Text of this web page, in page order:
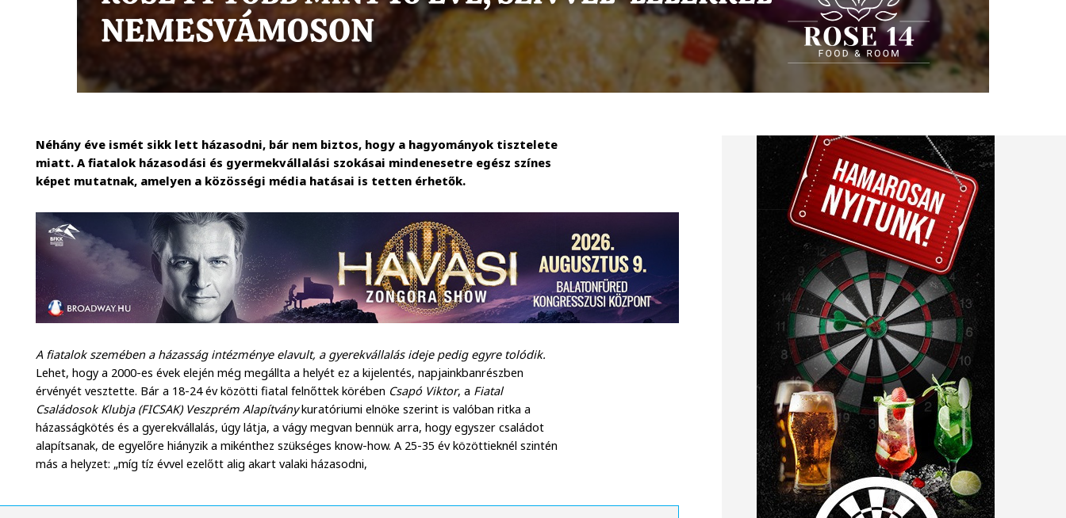
Néhány éve ismét sikk lett házasodni, bár nem biztos, hogy a hagyományok tisztelete
miatt. A fiatalok házasodási és gyermekvállalási szokásai mindenesetre egész színes
képet mutatnak, amelyen a közösségi média hatásai is tetten érhetők.
A fiatalok szemében a házasság intézménye elavult, a gyerekvállalás ideje pedig egyre tolódik.
Lehet, hogy a 2000-es évek elején még megállta a helyét ez a kijelentés, napjainkbanrészben
érvényét vesztette. Bár a 18-24 év közötti fiatal felnőttek körében Csapó Viktor, a Fiatal
Családosok Klubja (FICSAK) Veszprém Alapítványkuratóriumi elnöke szerint is valóban ritka a
házasságkötés és a gyerekvállalás, úgy látja, a vágy megvan bennük arra, hogy egyszer családot
alapítsanak, de egyelőre hiányzik a mikénthez szükséges know-how. A 25-35 év közöttieknél szintén
más a helyzet: „míg tíz évvel ezelőtt alig akart valaki házasodni,